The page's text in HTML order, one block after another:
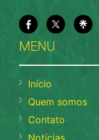
MENU
Início
Quem somos
Contato